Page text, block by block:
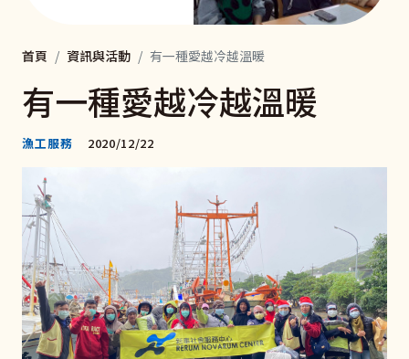
首頁 資訊與活動 有一種愛越冷越溫暖
有一種愛越冷越溫暖
漁工服務 2020/12/22